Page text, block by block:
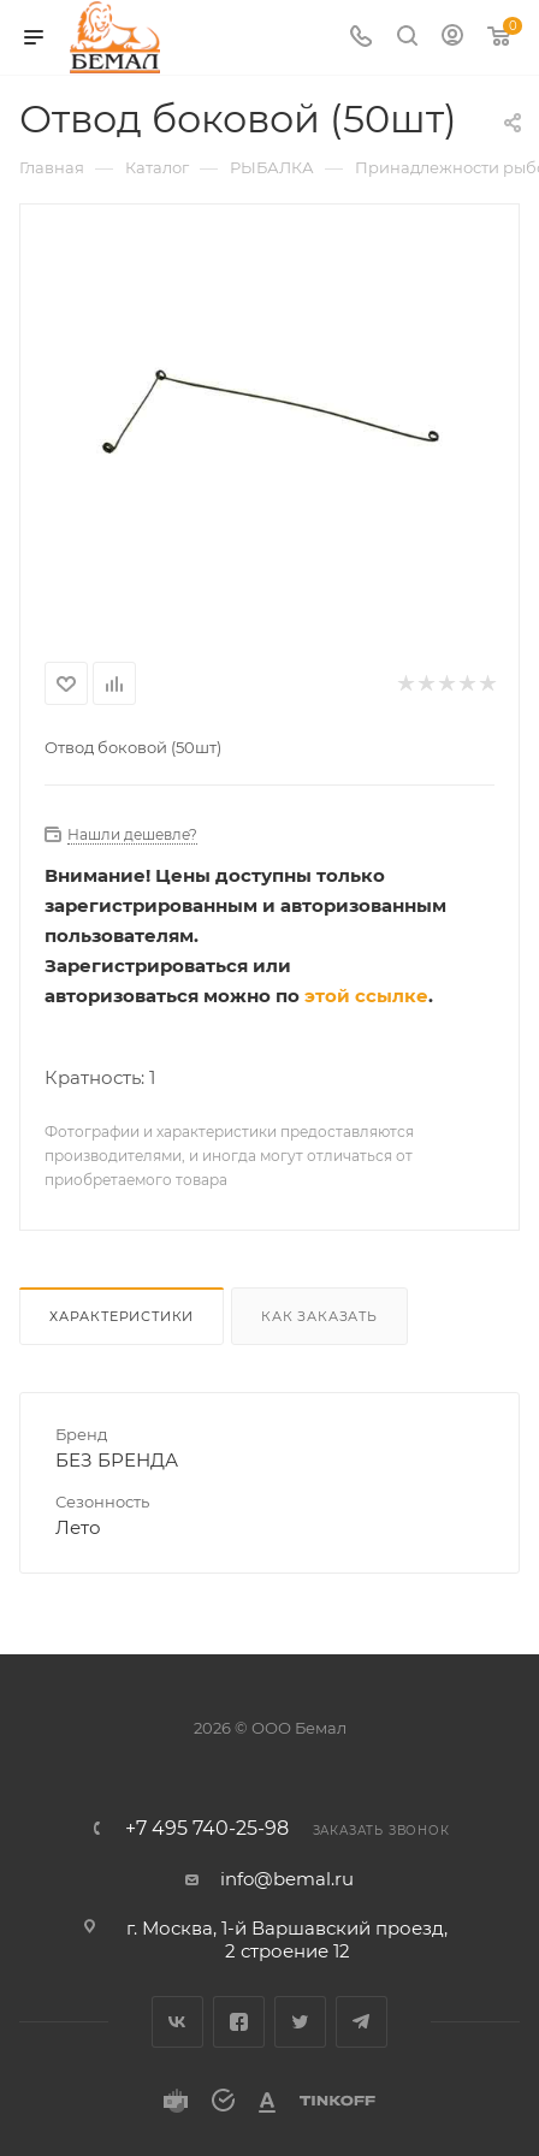
0
Отвод боковой (50шт)
Главная — Каталог — РЫБАЛКА — Принадлежности
Отвод боковой (50шт)
Нашли дешевле?
Внимание! Цены доступны только
зарегистрированным и авторизованным
пользователям.
Зарегистрироваться или
авторизоваться можно по этой ссылке.
Кратность: 1
Фотографии и характеристики предоставляются
производителями, и иногда могут отличаться от
приобретаемого товара
ХАРАКТЕРИСТИКИ КАК ЗАКАЗАТЬ
Бренд
БЕЗ БРЕНДА
Сезонность
Лето
2026 © ООО Бемал
+7 495 740-25-98 ЗАКАЗАТЬ ЗВОНОК
info@bemal.ru
г. Москва, 1-й Варшавский проезд,
2 строение 12